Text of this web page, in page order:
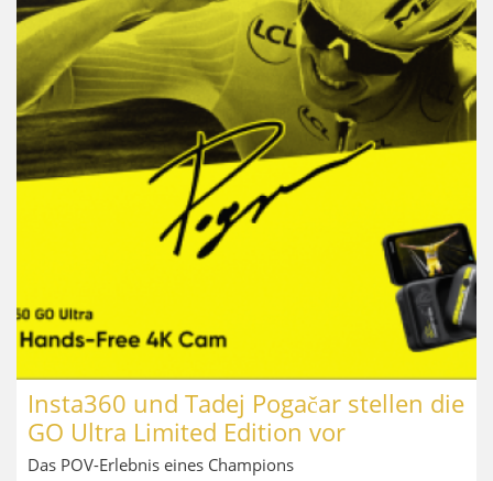
Insta360 und Tadej Pogačar stellen die
GO Ultra Limited Edition vor
Das POV-Erlebnis eines Champions